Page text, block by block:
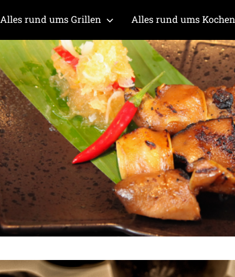
Alles rund ums Grillen Alles rund ums Kochen